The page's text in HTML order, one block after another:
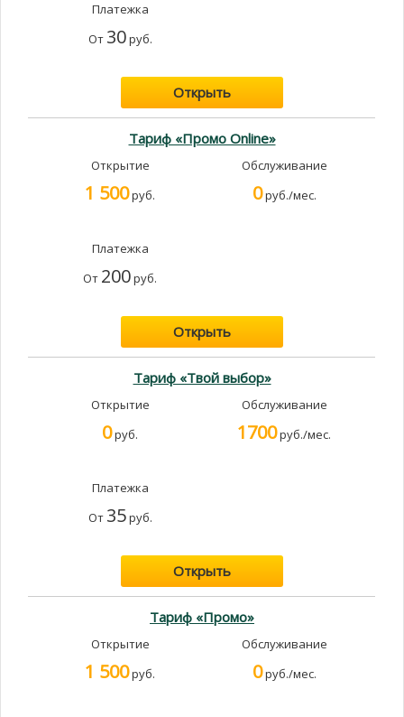
Платежка
От 30руб.
Открыть
Тариф «Промо Online»
Открытие
1 500руб.
Обслуживание
0руб./мес.
Платежка
От 200руб.
Открыть
Тариф «Твой выбор»
Открытие
0руб.
Обслуживание
1700руб./мес.
Платежка
От 35руб.
Открыть
Тариф «Промо»
Открытие
1 500руб.
Обслуживание
0руб./мес.